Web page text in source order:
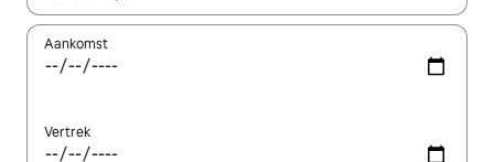
Aankomst
Vertrek